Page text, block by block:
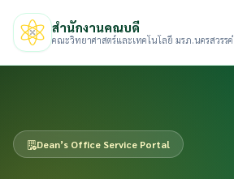
สำนักงานคณบดี
คณะวิทยาศาสตร์และเทคโนโลยี มรภ.นครสวรรค์
Dean’s Office Service Portal